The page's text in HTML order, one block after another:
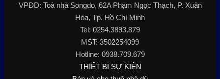
VPĐD: Toà nhà Songdo, 62A Phạm Ngọc Thạch, P. Xuân
Hòa, Tp. Hồ Chí Minh
Tel: 0254.3893.879
MST: 3502254099
Hotline: 0938.709.679
THIẾT BỊ SỰ KIỆN